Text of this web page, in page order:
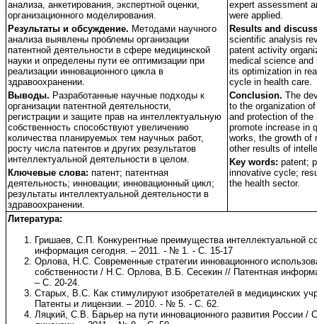
анализа, анкетирования, экспертной оценки,
организационного моделирования.
Результаты и обсуждение. Методами научного
анализа выявлены проблемы организации
патентной деятельности в сфере медицинской
науки и определены пути ее оптимизации при
реализации инновационного цикла в
здравоохранении.
Выводы. Разработанные научные подходы к
организации патентной деятельности,
регистрации и защите прав на интеллектуальную
собственность способствуют увеличению
количества планируемых тем научных работ,
росту числа патентов и других результатов
интеллектуальной деятельности в целом.
Ключевые слова:патент; патентная
деятельность; инновации; инновационный цикл;
результаты интеллектуальной деятельности в
здравоохранении.
expert assessment
were applied.
Results and
scientific analysis
patent activity
medical science and
its optimization in
cycle in health care.
Conclusion. The
to the organization
and protection of
promote increase in
works, the growth of
other results of
Key words: patent;
innovative cycle;
the health sector.
Литература:
Гришаев, С.П. Конкурентные преимущества интеллектуальной
информация сегодня. – 2011. - № 1. - С. 15-17
Орлова, Н.С. Современные стратегии инновационного
собственности / Н.С. Орлова, В.Б. Сесекин // Патентная
– С. 20-24.
Старых, В.С. Как стимулируют изобретателей в медицинских
Патенты и лицензии. – 2010. - № 5. - С. 62.
Ляцкий, С.В. Барьер на пути инновационного развития России /